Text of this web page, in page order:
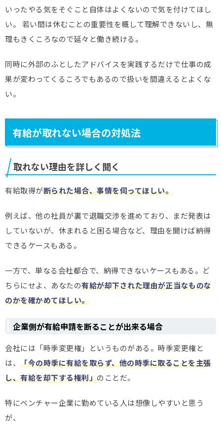
いったやる気をそぐこと自体はよくないので気を付けてほし
い。 若い間は休むことの重要性を概して理解できないし、無
理もきくころなので延々と働き続ける。
同時に外部のふとしたアドバイスを実践するだけで仕事の成
果が変わってくるころでもあるので扱いを間違えるとよくな
い。
有給が取れない場合の対処法
取れない理由を詳しく聞く
有給取得が断られた場合、事情を伺ってほしい。
例えば、他の社員が裏で退職交渉を進めており、まだ発表は
していないが、休まれると困る場合など、理由を聞けば納得
できるケースもある。
一方で、単なる会社都合で、納得できないケースもある。ど
ちらにせよ、あなたの有給が却下された理由が正当なものな
のかを確かめてほしい。
企業側が有給申請を断ることが出来る場合
会社には「時季変更権」というものがある。時季変更権と
は、 「今の時季に有給を取らず、他の時季に取ることを主張
し、有給を却下する権利」のことだ。
特にベンチャー企業に勤めている人は想像しやすいと思う
が、